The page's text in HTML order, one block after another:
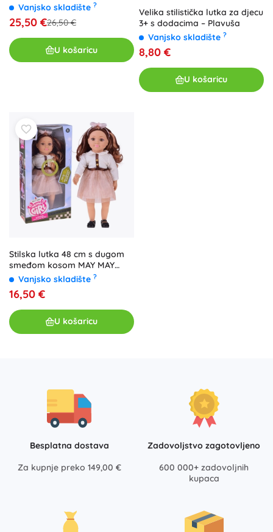
Vanjsko skladište ?
25,50 €26,50 €
U košaricu
Velika stilistička lutka za djecu
3+ s dodacima – Plavuša
Vanjsko skladište ?
8,80 €
U košaricu
Stilska lutka 48 cm s dugom
smeđom kosom MAY MAY
GIRLVanjsko skladište ?
16,50 €
U košaricu
Besplatna dostava
Za kupnje preko 149,00 €
Zadovoljstvo zagotovljeno
600 000+ zadovoljnih
kupaca